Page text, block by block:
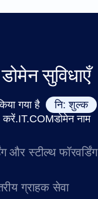
डोमेन सुविधाएँ
गया है नि: शुल्क
करें.IT.COMडोमेन नाम
और स्टील्थ फॉरवर्डिंग
ग्राहक सेवा